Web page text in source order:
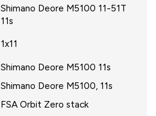
Shimano Deore M5100 11-51T
11s
1x11
Shimano Deore M5100 11s
Shimano Deore M5100, 11s
FSA Orbit Zero stack